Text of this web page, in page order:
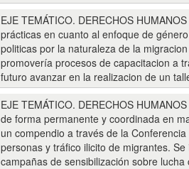
EJE TEMÁTICO. DERECHOS
prácticas en cuanto al enfoque de
politicas por la naturaleza de la
promovería procesos de capacitacion a
futuro avanzar en la realizacion de un
EJE TEMÁTICO. DERECHOS
de forma permanente y coordinada en
un compendio a través de la
personas y tráfico ilicito de migrantes.
campañas de sensibilización sobre